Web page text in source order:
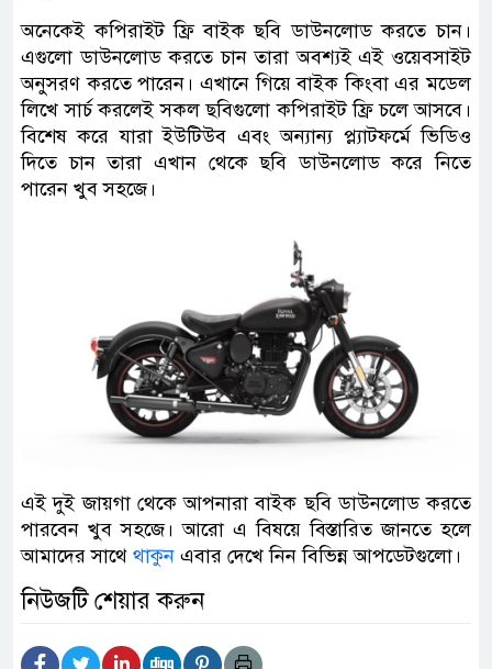
অনেকেই কপিরাইট ফ্রি বাইক ছবি ডাউনলোড করতে চান।
এগুলো ডাউনলোড করতে চান তারা অবশ্যই এই ওয়েবসাইট
অনুসরণ করতে পারেন। এখানে গিয়ে বাইক কিংবা এর মডেল
লিখে সার্চ করলেই সকল ছবিগুলো কপিরাইট ফ্রি চলে আসবে।
বিশেষ করে যারা ইউটিউব এবং অন্যান্য প্ল্যাটফর্মে ভিডিও
দিতে চান তারা এখান থেকে ছবি ডাউনলোড করে নিতে
পারেন খুব সহজে।
এই দুই জায়গা থেকে আপনারা বাইক ছবি ডাউনলোড করতে
পারবেন খুব সহজে। আরো এ বিষয়ে বিস্তারিত জানতে হলে
আমাদের সাথে থাকুন এবার দেখে নিন বিভিন্ন আপডেটগুলো।
নিউজটি শেয়ার করুন